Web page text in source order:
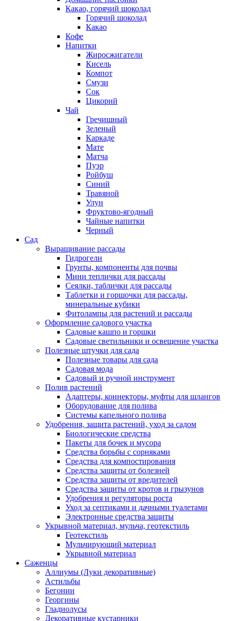
Какао, горячий шоколад
Горячий шоколад
Какао
Кофе
Напитки
Жиросжигатели
Кисель
Компот
Смузи
Сок
Цикорий
Чай
Гречишный
Зеленый
Каркаде
Мате
Матча
Пуэр
Ройбуш
Синий
Травяной
Улун
Фруктово-ягодный
Чайные напитки
Черный
Сад
Выращивание рассады
Гидрогели
Грунты, компоненты для почвы
Мини теплички для рассады
Сеялки, таблички для рассады
Таблетки и горшочки для рассады,
минеральные кубики
Фитолампы для растений и рассады
Оформление садового участка
Садовые кашпо и горшки
Садовые светильники и освещение участка
Полезные штучки для сада
Полезные товары для сада
Садовая мода
Садовый и ручной инструмент
Полив растений
Адаптеры, коннекторы, муфты для шлангов
Оборудование для полива
Системы капельного полива
Удобрения, защита растений, уход за садом
Биологические средства
Пакеты для бочек и мусора
Средства борьбы с сорняками
Средства для компостирования
Средства защиты от болезней
Средства защиты от вредителей
Средства защиты от кротов и грызунов
Удобрения и регуляторы роста
Уход за септиками и дачными туалетами
Электронные средства защиты
Укрывной материал, мульча, геотекстиль
Геотекстиль
Мульчирующий материал
Укрывной материал
Саженцы
Аллиумы (Луки декоративные)
Астильбы
Бегонии
Георгины
Гладиолусы
Декоративные кустарники